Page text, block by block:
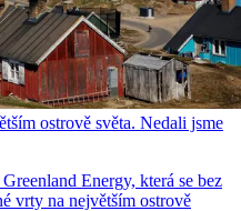
ostrově světa. Nedali jsme
Energy, která se bez
vrty na největším ostrově